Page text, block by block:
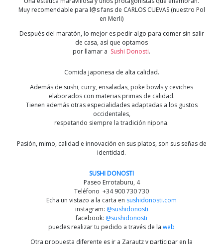
Muy recomendable para l@s fans de CARLOS CUEVAS (nuestro Pol
en Merli)
Después del maratón, lo mejor es pedir algo para comer sin salir
de casa, así que optamos
por llamar a Sushi Donosti.
Comida japonesa de alta calidad.
Además de sushi, curry, ensaladas, poke bowls y ceviches
elaborados con materias primas de calidad.
Tienen además otras especialidades adaptadas a los gustos
occidentales,
respetando siempre la tradición nipona.
Pasión, mimo, calidad e innovación en sus platos, son sus señas de
identidad.
SUSHI DONOSTI
Paseo Errotaburu, 4
Teléfono +34 900 730 730
Echa un vistazo a la carta en sushidonosti.com
instagram: @sushidonosti
facebook: @sushidonosti
puedes realizar tu pedido a través de la web
Otra propuesta diferente es ir a Zarautz y participar en la